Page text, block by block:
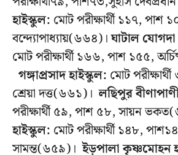
হাইস্কুল: মোট পরীক্ষার্থী ১১৭, পাশ
বন্দ্যোপাধ্যায়(৬৬৪)।ঘাটাল
মোট পরীক্ষার্থী ১৬৬, পাশ ১৫৫,
গঙ্গাপ্রসাদ হাইস্কুল: মোট
শ্রেয়া দত্ত(৬৬১)।লছিপুর
পরীক্ষার্থী ৫৯, পাশ ৫৮, সায়ন
হাইস্কুল: মোট পরীক্ষার্থী ১৪৮,
সামন্ত(৬৫৯)।ইড়পালা কৃষ্ণমোহন